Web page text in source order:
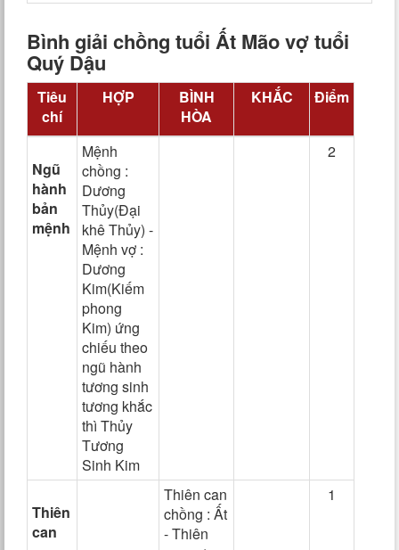
Bình giải chồng tuổi Ất Mão vợ tuổi
Quý Dậu
Tiêu
chí
HỢP
BÌNH
HÒA
KHẮC Điểm
Ngũ
hành
bản
mệnh
Mệnh
chồng :
Dương
Thủy(Đại
khê Thủy) -
Mệnh vợ :
Dương
Kim(Kiếm
phong
Kim) ứng
chiếu theo
ngũ hành
tương sinh
tương khắc
thì Thủy
Tương
Sinh Kim
2
Thiên
can
Thiên can
chồng : Ất
- Thiên
1